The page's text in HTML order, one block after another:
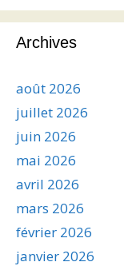
Archives
août 2026
juillet 2026
juin 2026
mai 2026
avril 2026
mars 2026
février 2026
janvier 2026